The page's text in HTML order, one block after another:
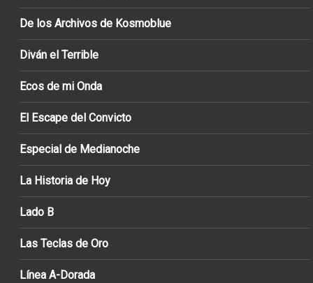
De los Archivos de Kosmoblue
Diván el Terrible
Ecos de mi Onda
El Escape del Convicto
Especial de Medianoche
La Historia de Hoy
Lado B
Las Teclas de Oro
Línea A-Dorada